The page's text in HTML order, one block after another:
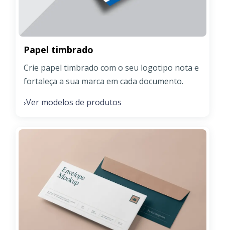
Papel timbrado
Crie papel timbrado com o seu logotipo nota e
fortaleça a sua marca em cada documento.
›Ver modelos de produtos